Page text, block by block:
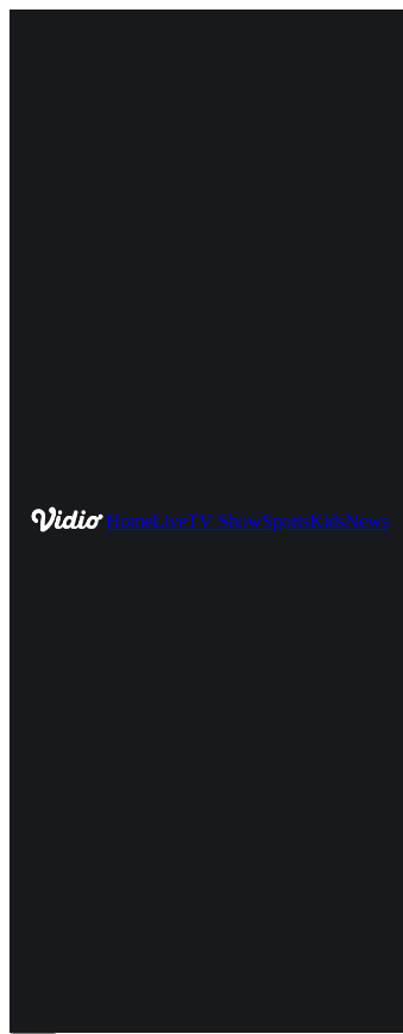
HomeLiveTV ShowSportsKidsNews